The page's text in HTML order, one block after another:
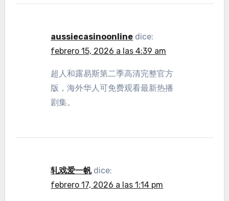
aussiecasinoonline dice:
febrero 15, 2026 a las 4:39 am
超人和露易斯第二季高清完整官方
版，海外华人可免费观看最新热播
剧集。
轧戏爱一帆 dice:
febrero 17, 2026 a las 1:14 pm